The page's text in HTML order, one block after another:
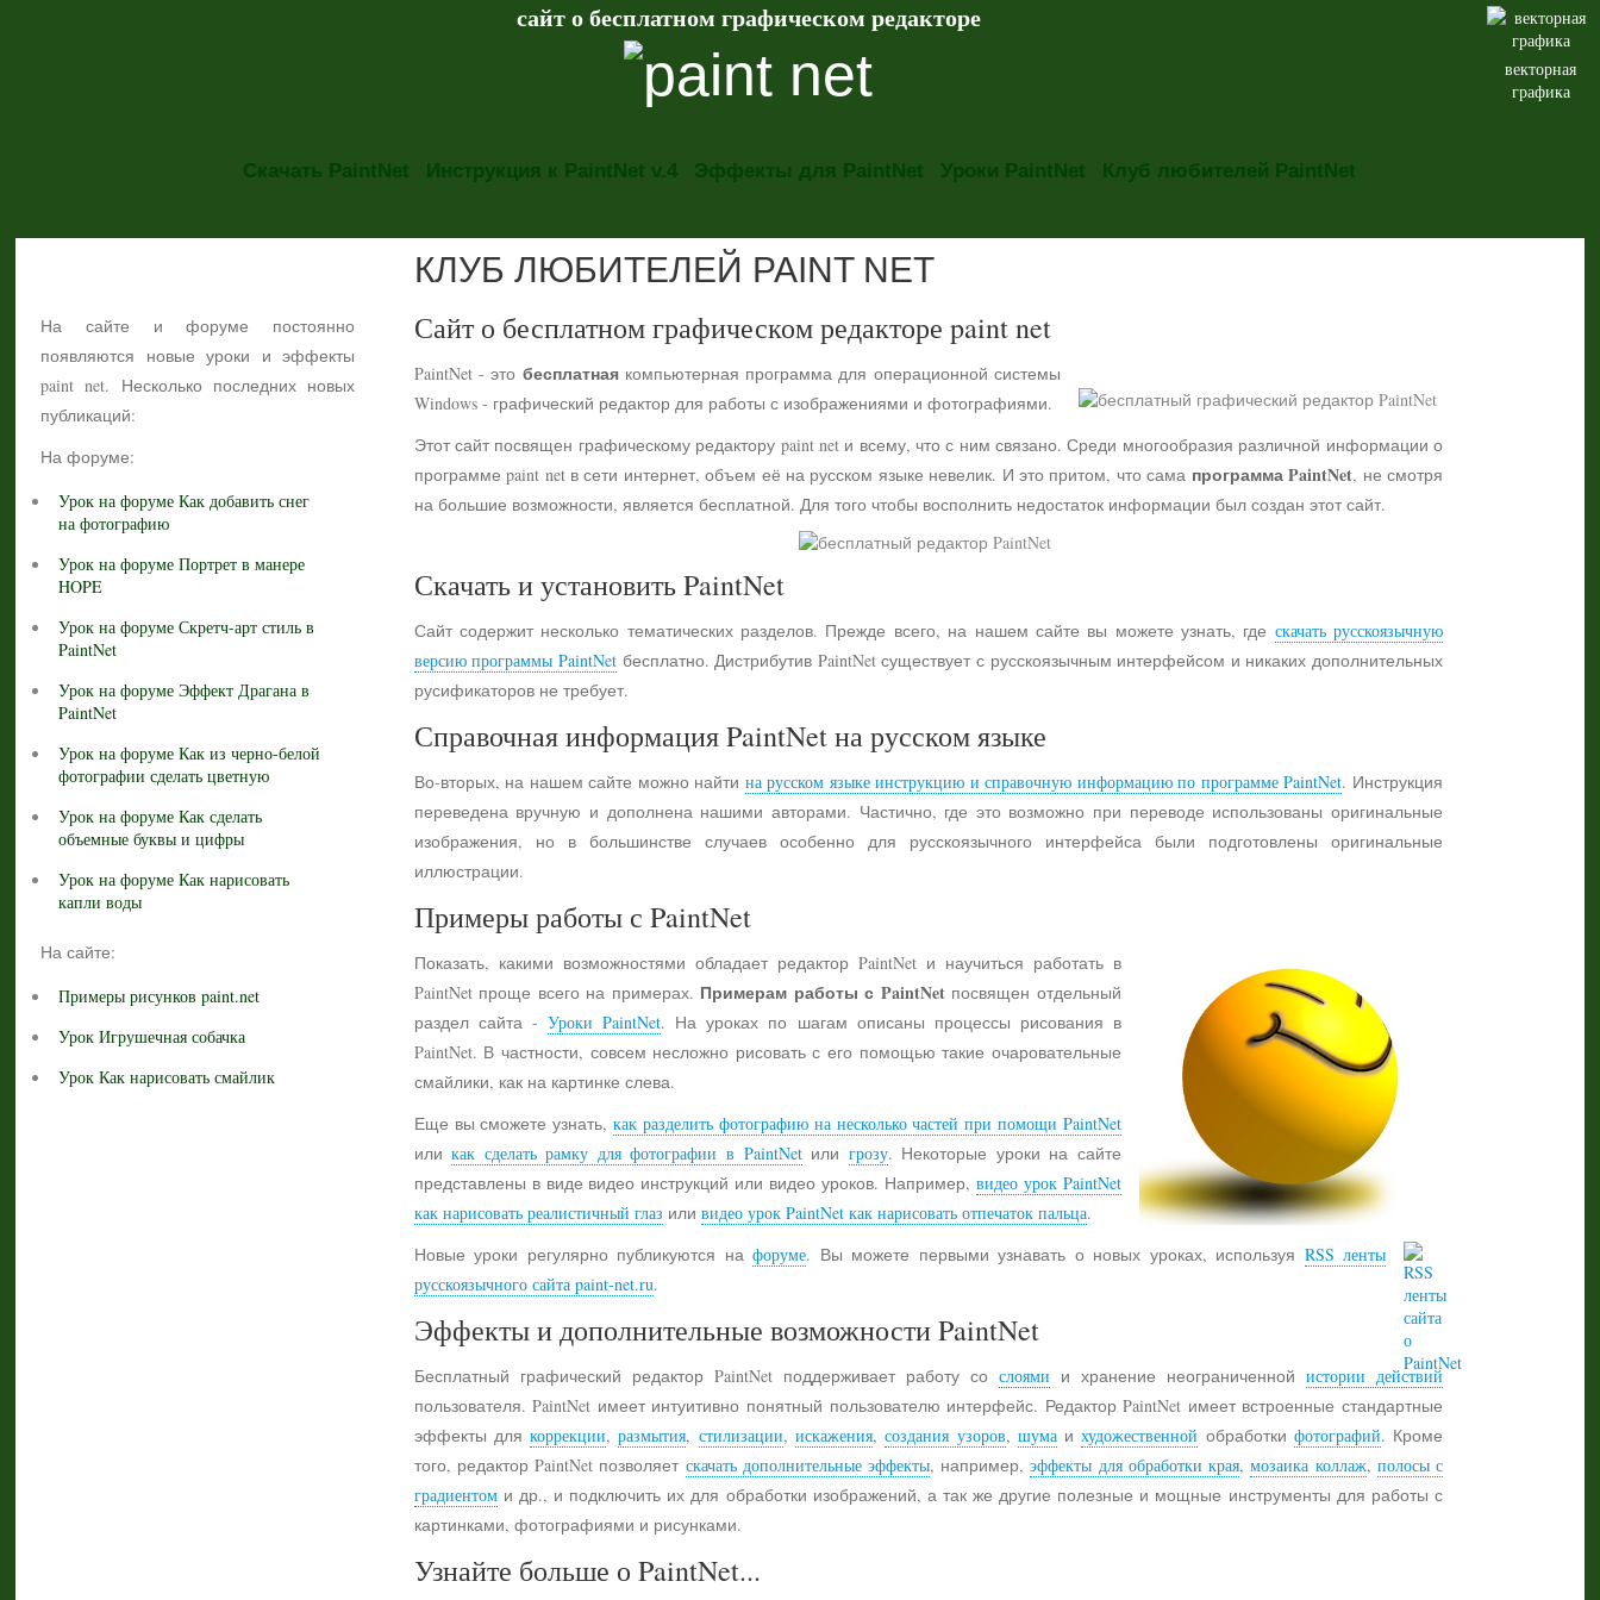
векторная
графика
сайт о бесплатном графическом редакторе
Скачать PaintNet Инструкция к PaintNet v.4 Эффекты для PaintNet Уроки PaintNet Клуб любителей PaintNet
На сайте и форуме постоянно
появляются новые уроки и эффекты
paint net. Несколько последних новых
публикаций:
На форуме:
Урок на форуме Как добавить снег
на фотографию
Урок на форуме Портрет в манере
HOPE
Урок на форуме Скретч-арт стиль в
PaintNet
Урок на форуме Эффект Драгана в
PaintNet
Урок на форуме Как из черно-белой
фотографии сделать цветную
Урок на форуме Как сделать
объемные буквы и цифры
Урок на форуме Как нарисовать
капли воды
На сайте:
Примеры рисунков paint.net
Урок Игрушечная собачка
Урок Как нарисовать смайлик
КЛУБ ЛЮБИТЕЛЕЙ PAINT NET
Сайт о бесплатном графическом редакторе paint net
PaintNet - это бесплатнаякомпьютерная программа для операционной системы
Windows - графический редактор для работы с изображениями и фотографиями.
Этот сайт посвящен графическому редактору paint net и всему, что с ним связано. Среди многообразия различной информации о
программе paint net в сети интернет, объем её на русском языке невелик. И это притом, что сама программа PaintNet, не смотря
на большие возможности, является бесплатной. Для того чтобы восполнить недостаток информации был создан этот сайт.
Скачать и установить PaintNet
Сайт содержит несколько тематических разделов. Прежде всего, на нашем сайте вы можете узнать, где скачать русскоязычную
версию программы PaintNetбесплатно. Дистрибутив PaintNet существует с русскоязычным интерфейсом и никаких дополнительных
русификаторов не требует.
Справочная информация PaintNet на русском языке
Во-вторых, на нашем сайте можно найти на русском языке инструкцию и справочную информацию по программе PaintNet. Инструкция
переведена вручную и дополнена нашими авторами. Частично, где это возможно при переводе использованы оригинальные
изображения, но в большинстве случаев особенно для русскоязычного интерфейса были подготовлены оригинальные
иллюстрации.
Примеры работы с PaintNet
Показать, какими возможностями обладает редактор PaintNet и научиться работать в
PaintNet проще всего на примерах. Примерам работы с PaintNetпосвящен отдельный
раздел сайта -Уроки PaintNet. На уроках по шагам описаны процессы рисования в
PaintNet. В частности, совсем несложно рисовать с его помощью такие очаровательные
смайлики, как на картинке слева.
Еще вы сможете узнать,как разделить фотографию на несколько частей при помощи PaintNet
иликак сделать рамку для фотографии в PaintNetили грозу. Некоторые уроки на сайте
представлены в виде видео инструкций или видео уроков. Например,видео урок PaintNet
как нарисовать реалистичный глаз или видео урок PaintNet как нарисовать отпечаток пальца.
Новые уроки регулярно публикуются нафоруме. Вы можете первыми узнавать о новых уроках, используя RSS ленты
русскоязычного сайта paint-net.ru.
Эффекты и дополнительные возможности PaintNet
Бесплатный графический редактор PaintNet поддерживает работу со слоями и хранение неограниченной истории действий
пользователя. PaintNet имеет интуитивно понятный пользователю интерфейс. Редактор PaintNet имеет встроенные стандартные
эффекты длякоррекции,размытия, стилизации, искажения,создания узоров, шумаихудожественной обработки фотографий. Кроме
того, редактор PaintNet позволяет скачать дополнительные эффекты, например,эффекты для обработки края,мозаика коллаж, полосы с
градиентоми др., и подключить их для обработки изображений, а так же другие полезные и мощные инструменты для работы с
картинками, фотографиями и рисунками.
Узнайте больше о PaintNet...